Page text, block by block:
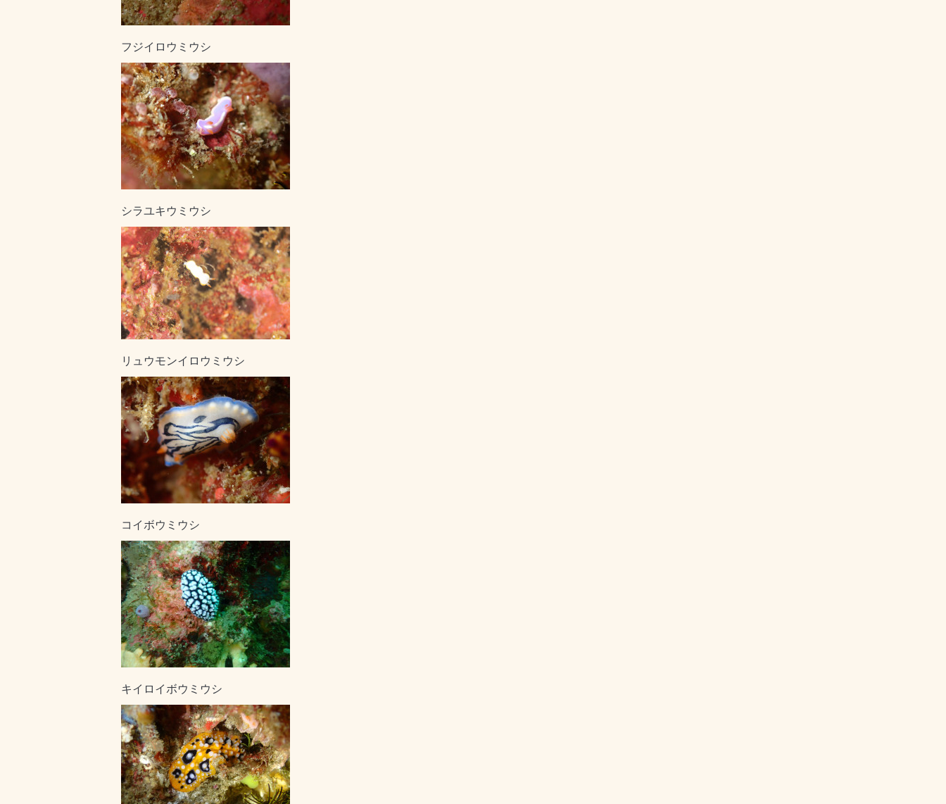
フジイロウミウシ
シラユキウミウシ
リュウモンイロウミウシ
コイボウミウシ
キイロイボウミウシ